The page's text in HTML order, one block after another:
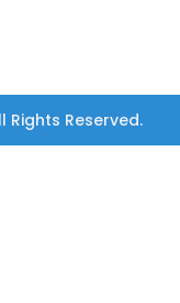
Reserved.